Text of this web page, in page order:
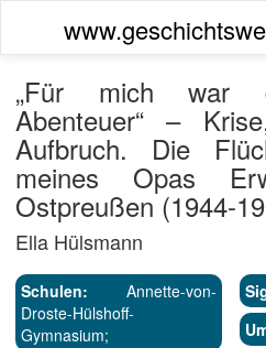
„Für mich war
Abenteuer“ –
Aufbruch. Die
meines Opas
Ostpreußen (1944-
Ella Hülsmann
Schulen: Annette-von-
Droste-Hülshoff-
Gymnasium;